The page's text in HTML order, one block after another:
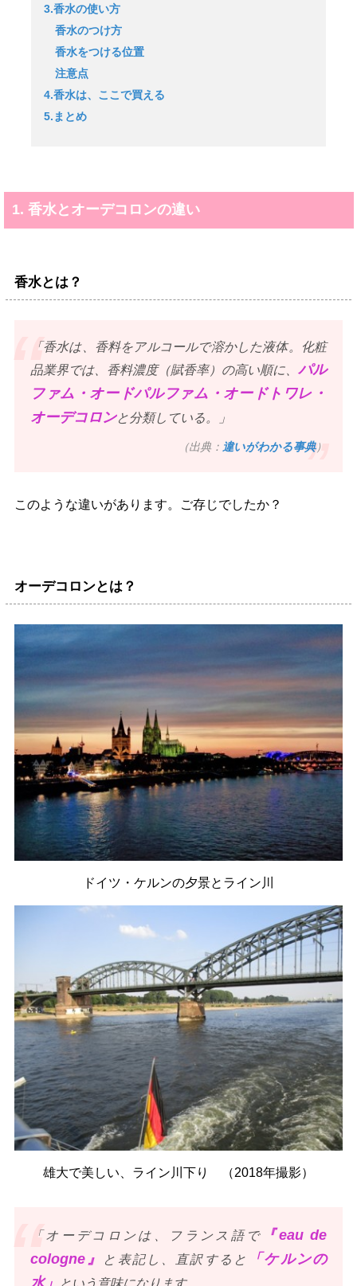
3.香水の使い方
香水のつけ方
香水をつける位置
注意点
4.香水は、ここで買える
5.まとめ
1. 香水とオーデコロンの違い
香水とは？
「香水は、香料をアルコールで溶かした液体。化粧
品業界では、香料濃度（賦香率）の高い順に、パル
ファム・オードパルファム・オードトワレ・
オーデコロンと分類している。」
（出典： 違いがわかる事典）
このような違いがあります。ご存じでしたか？
オーデコロンとは？
ドイツ・ケルンの夕景とライン川
雄大で美しい、ライン川下り （2018年撮影）
「オーデコロンは、フランス語で
『eau de
cologne』
と表記し、直訳すると
「ケルンの